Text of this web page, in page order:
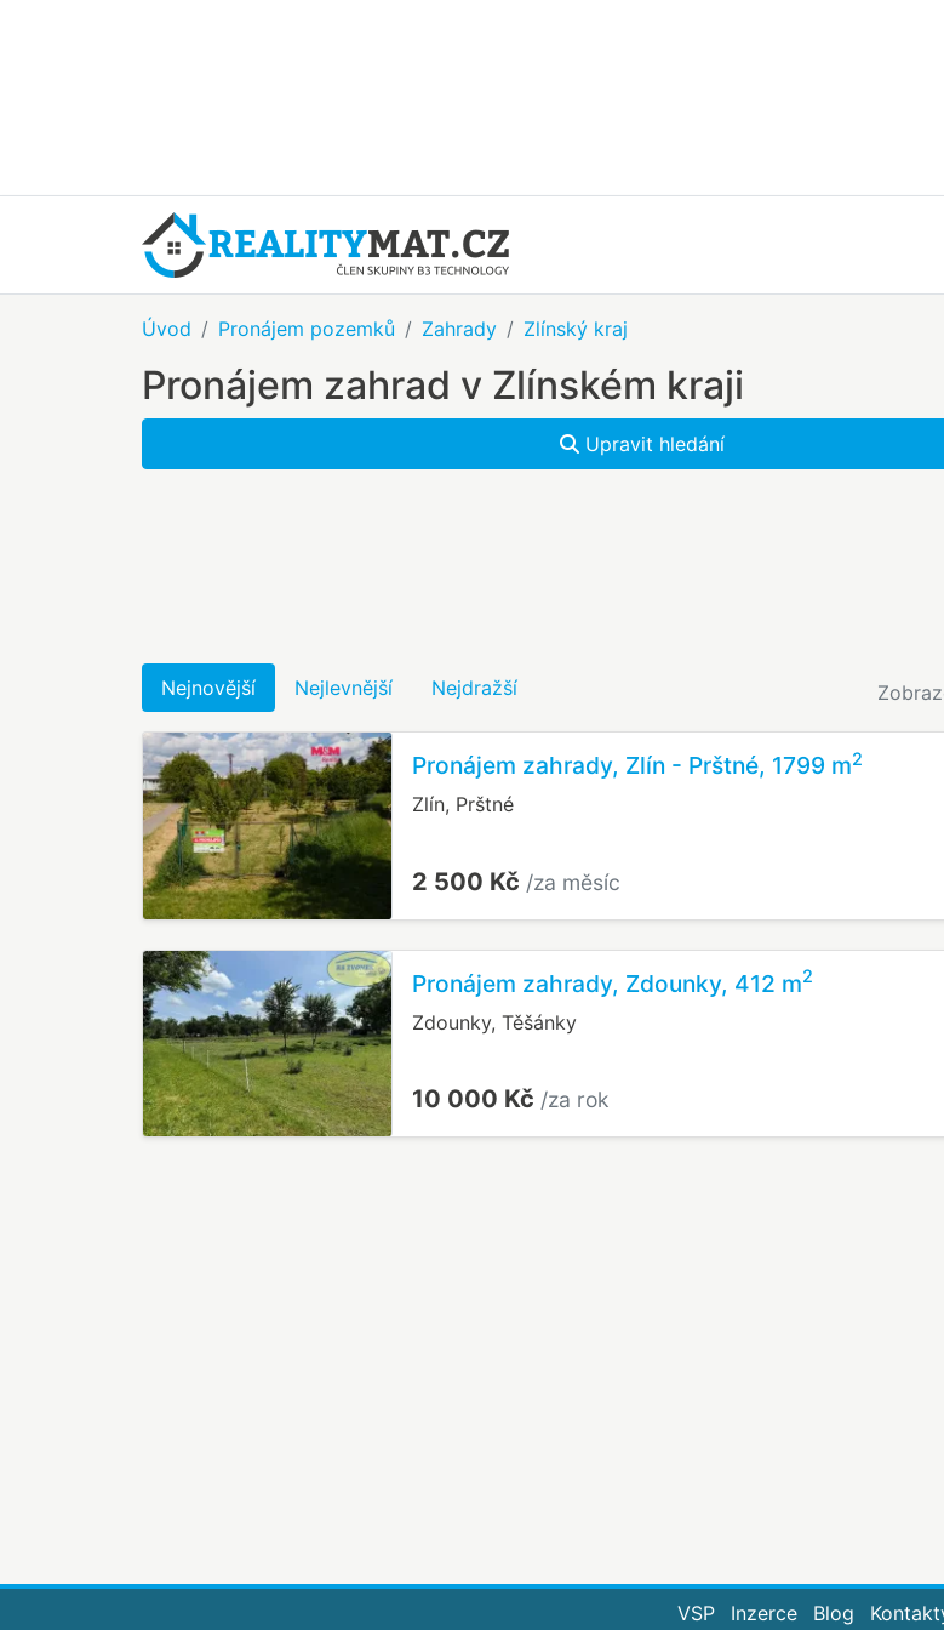
Úvod Pronájem pozemků Zahrady Zlínský kraj
Pronájem zahrad v Zlínském kraji
Upravit hledání
Nejnovější Nejlevnější Nejdražší
Pronájem zahrady, Zlín - Prštné, 1799 m2
Zlín, Prštné
2 500 Kč /za měsíc
Pronájem zahrady, Zdounky, 412 m2
Zdounky, Těšánky
10 000 Kč /za rok
VSP Inzerce Blog